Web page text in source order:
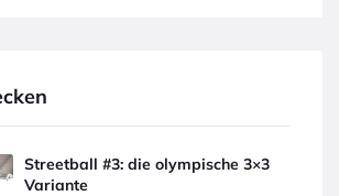
Streetball #3: die olympische 3×3
Variante